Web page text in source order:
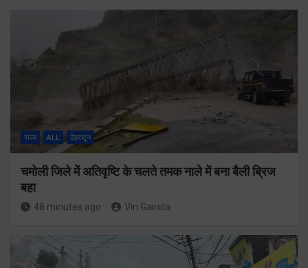
राज्य ALL देहरादून
चमोली जिले में अतिवृष्टि के चलते तमक नाले में बना बैली ब्रिज
बहा
48 minutes ago Viri Gairola